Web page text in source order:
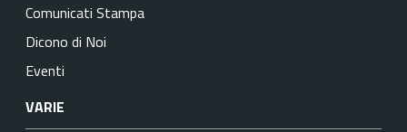
Comunicati Stampa
Dicono di Noi
Eventi
VARIE